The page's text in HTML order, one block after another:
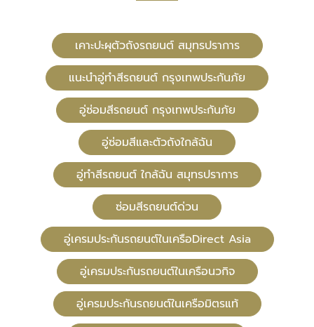
เคาะปะผุตัวถังรถยนต์ สมุทรปราการ
แนะนำอู่ทำสีรถยนต์ กรุงเทพประกันภัย
อู่ซ่อมสีรถยนต์ กรุงเทพประกันภัย
อู่ซ่อมสีและตัวถังใกล้ฉัน
อู่ทําสีรถยนต์ ใกล้ฉัน สมุทรปราการ
ซ่อมสีรถยนต์ด่วน
อู่เครมประกันรถยนต์ในเครือDirect Asia
อู่เครมประกันรถยนต์ในเครือนวกิจ
อู่เครมประกันรถยนต์ในเครือมิตรแท้